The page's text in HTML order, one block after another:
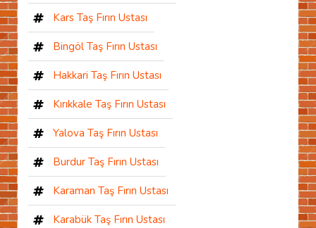
Kars Taş Fırın Ustası
Bingöl Taş Fırın Ustası
Hakkari Taş Fırın Ustası
Kırıkkale Taş Fırın Ustası
Yalova Taş Fırın Ustası
Burdur Taş Fırın Ustası
Karaman Taş Fırın Ustası
Karabük Taş Fırın Ustası